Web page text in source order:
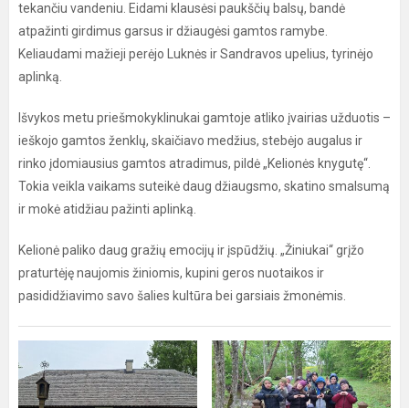
tekančiu vandeniu. Eidami klausėsi paukščių balsų, bandė
atpažinti girdimus garsus ir džiaugėsi gamtos ramybe.
Keliaudami mažieji perėjo Luknės ir Sandravos upelius, tyrinėjo
aplinką.
Išvykos metu priešmokyklinukai gamtoje atliko įvairias užduotis –
ieškojo gamtos ženklų, skaičiavo medžius, stebėjo augalus ir
rinko įdomiausius gamtos atradimus, pildė „Kelionės knygutę“.
Tokia veikla vaikams suteikė daug džiaugsmo, skatino smalsumą
ir mokė atidžiau pažinti aplinką.
Kelionė paliko daug gražių emocijų ir įspūdžių. „Žiniukai“ grįžo
praturtėję naujomis žiniomis, kupini geros nuotaikos ir
pasididžiavimo savo šalies kultūra bei garsiais žmonėmis.